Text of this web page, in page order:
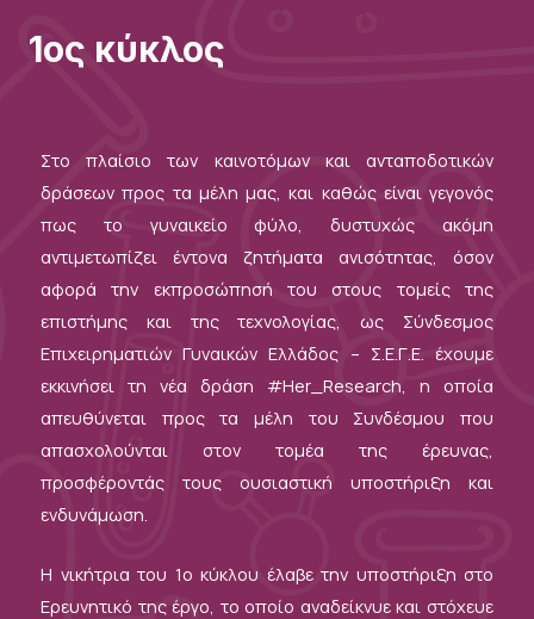
1ος κύκλος
Στο πλαίσιο των καινοτόμων και ανταποδοτικών
δράσεων προς τα μέλη μας, και καθώς είναι γεγονός
πως το γυναικείο φύλο, δυστυχώς ακόμη
αντιμετωπίζει έντονα ζητήματα ανισότητας, όσον
αφορά την εκπροσώπησή του στους τομείς της
επιστήμης και της τεχνολογίας, ως Σύνδεσμος
Επιχειρηματιών Γυναικών Ελλάδος – Σ.Ε.Γ.Ε. έχουμε
εκκινήσει τη νέα δράση #Her_Research, η οποία
απευθύνεται προς τα μέλη του Συνδέσμου που
απασχολούνται στον τομέα της έρευνας,
προσφέροντάς τους ουσιαστική υποστήριξη και
ενδυνάμωση.
Η νικήτρια του 1ο κύκλου έλαβε την υποστήριξη στο
Ερευνητικό της έργο, το οποίο αναδείκνυε και στόχευε